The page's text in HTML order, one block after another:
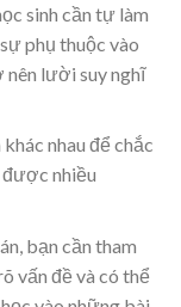
sinh cần tự làm
phụ thuộc vào
nên lười suy nghĩ
nhau để chắc
được nhiều
bạn cần tham
vấn đề và có thể